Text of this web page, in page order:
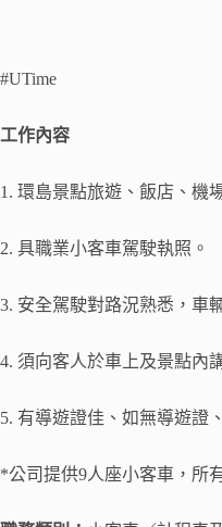
#UTime
工作內容
1. 環島景點旅遊、飯店、機
2. 具職業小客車駕駛執照。
3. 安全駕駛對路況熟悉，車
4. 須向客人於車上及景點內
5. 有導遊證佳、如無導遊證
*公司提供9人座小客車，所